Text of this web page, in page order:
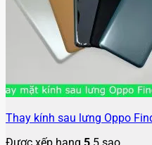
Thay kính sau lưng Oppo
Được xếp hạng 5 5 sao